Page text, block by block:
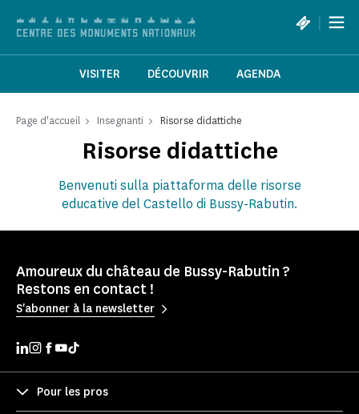
|
VISITER DÉCOUVRIR AGENDA
Page d'accueil Insegnanti Risorse didattiche
Risorse didattiche
Benvenuti sulla piattaforma delle risorse
educative del Castello di Bussy-Rabutin.
Amoureux du château de Bussy-Rabutin ?
Restons en contact !
S'abonner à la newsletter
Pour les pros